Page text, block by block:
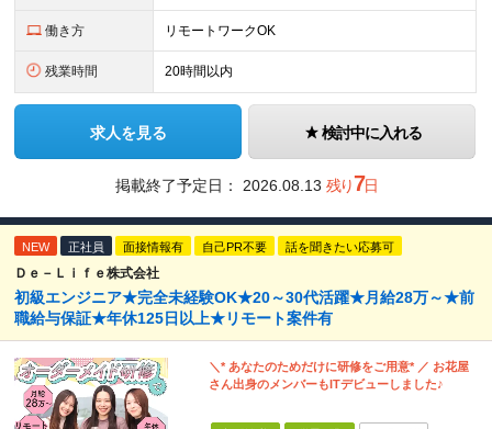
働き方 リモートワークOK
残業時間 20時間以内
求人を見る 検討中に入れる
掲載終了予定日： 2026.08.13 残り7日
NEW 正社員 面接情報有 自己PR不要 話を聞きたい応募可
Ｄｅ－Ｌｉｆｅ株式会社
初級エンジニア★完全未経験OK★20～30代活躍★月給28万～★前
職給与保証★年休125日以上★リモート案件有
＼* あなたのためだけに研修をご用意* ／ お花屋
さん出身のメンバーもITデビューしました♪